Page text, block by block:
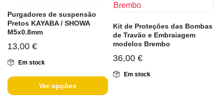
Purgadores de suspensão
Pretos KAYABA / SHOWA
M5x0.8mm
13,00 €
Em stock
Ver opções
Kit de Proteções das Bombas
de Travão e Embraiagem
modelos Brembo
36,00 €
Em stock